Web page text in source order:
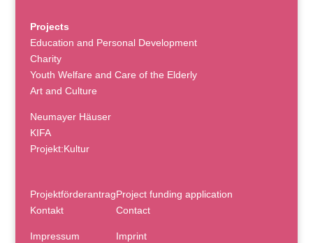
Projects
Education and Personal Development
Charity
Youth Welfare and Care of the Elderly
Art and Culture
Neumayer Häuser
KIFA
Projekt:Kultur
Projektförderantrag
Kontakt
Impressum
Project funding application
Contact
Imprint